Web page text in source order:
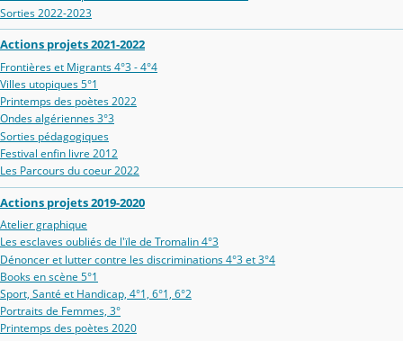
Sorties 2022-2023
Actions projets 2021-2022
Frontières et Migrants 4°3 - 4°4
Villes utopiques 5°1
Printemps des poètes 2022
Ondes algériennes 3°3
Sorties pédagogiques
Festival enfin livre 2012
Les Parcours du coeur 2022
Actions projets 2019-2020
Atelier graphique
Les esclaves oubliés de l'ïle de Tromalin 4°3
Dénoncer et lutter contre les discriminations 4°3 et 3°4
Books en scène 5°1
Sport, Santé et Handicap, 4°1, 6°1, 6°2
Portraits de Femmes, 3°
Printemps des poètes 2020